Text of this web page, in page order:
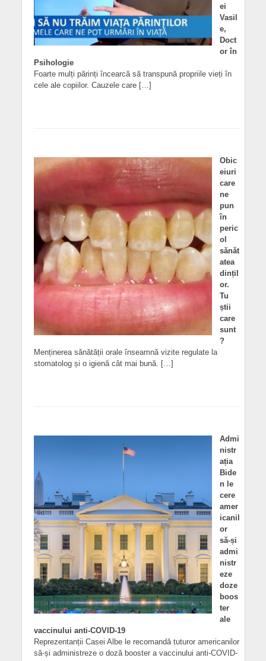
ei
Vasil
e,
Doct
or în
Psihologie
Foarte mulți părinți încearcă să transpună propriile vieți în
cele ale copiilor. Cauzele care […]
Obic
eiuri
care
ne
pun
în
peric
ol
sănăt
atea
dințil
or.
Tu
știi
care
sunt
?
Menținerea sănătății orale înseamnă vizite regulate la
stomatolog și o igienă cât mai bună. […]
Admi
nistr
ația
Bide
n le
cere
amer
icanil
or
să-și
admi
nistr
eze
doze
boos
ter
ale
vaccinului anti-COVID-19
Reprezentanții Casei Albe le recomandă tuturor americanilor
să-și administreze o doză booster a vaccinului anti-COVID-